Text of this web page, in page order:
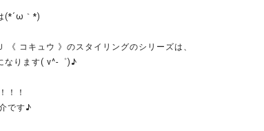
(*´ω｀*)
《 コキュウ 》のスタイリングのシリーズは、
なります( v^-゜)♪
！！
です♪